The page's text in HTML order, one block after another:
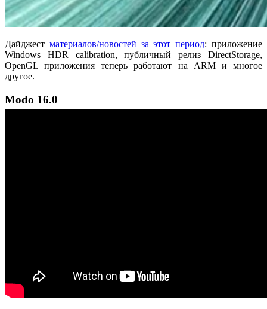
Дайджест материалов/новостей за этот период: приложение
Windows HDR calibration, публичный релиз DirectStorage,
OpenGL приложения теперь работают на ARM и многое
другое.
Modo 16.0